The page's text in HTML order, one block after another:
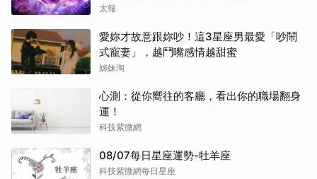
太報
愛妳才故意跟妳吵！這3星座男最愛「吵鬧
式寵妻」，越鬥嘴感情越甜蜜
姊妹淘
心測：從你嚮往的客廳，看出你的職場翻身
運！
科技紫微網
08/07每日星座運勢-牡羊座
科技紫微網每日星座